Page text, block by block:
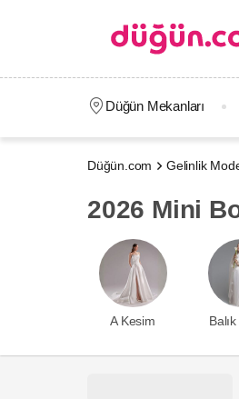
Düğün Mekanları
Düğün.com Gelinlik
2026 Mini
A Kesim